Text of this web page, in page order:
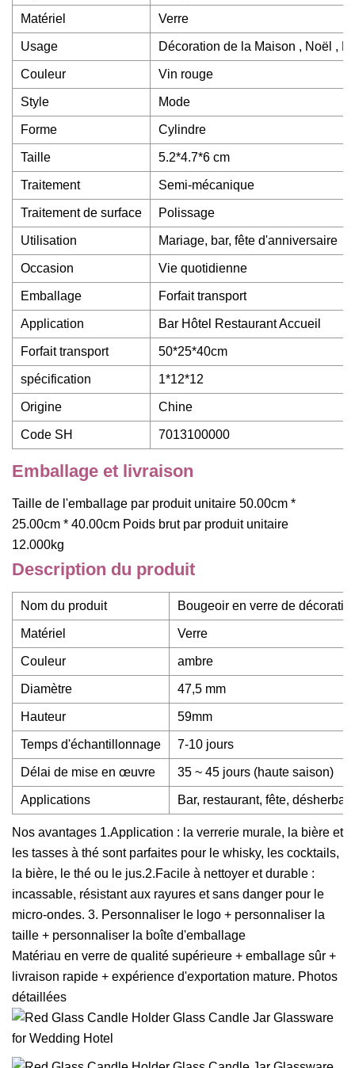
Matériel Verre
Usage Décoration de la Maison , Noël ,
Couleur Vin rouge
Style Mode
Forme Cylindre
Taille 5.2*4.7*6 cm
Traitement Semi-mécanique
Traitement de surface Polissage
Utilisation Mariage, bar, fête d'anniversaire
Occasion Vie quotidienne
Emballage Forfait transport
Application Bar Hôtel Restaurant Accueil
Forfait transport 50*25*40cm
spécification 1*12*12
Origine Chine
Code SH 7013100000
Emballage et livraison
Taille de l'emballage par produit unitaire 50.00cm *
25.00cm * 40.00cm Poids brut par produit unitaire
12.000kg
Description du produit
Nom du produit Bougeoir en verre de
Matériel Verre
Couleur ambre
Diamètre 47,5 mm
Hauteur 59mm
Temps d'échantillonnage 7-10 jours
Délai de mise en œuvre 35 ~ 45 jours (haute saison)
Applications Bar, restaurant, fête,
Nos avantages 1.Application : la verrerie murale, la bière et
les tasses à thé sont parfaites pour le whisky, les cocktails,
la bière, le thé ou le jus.2.Facile à nettoyer et durable :
incassable, résistant aux rayures et sans danger pour le
micro-ondes. 3. Personnaliser le logo + personnaliser la
taille + personnaliser la boîte d'emballage
Matériau en verre de qualité supérieure + emballage sûr +
livraison rapide + expérience d'exportation mature. Photos
détaillées